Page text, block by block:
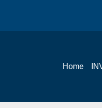
Home